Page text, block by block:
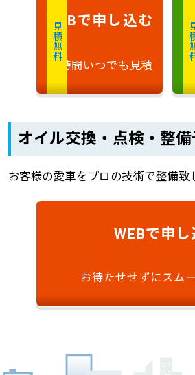
見積無料
WEBで申し込む
24時間いつでも見積
見
オイル交換・点検・整
お客様の愛車をプロの技術で整備致
WEBで申し
お待たせせずにスム